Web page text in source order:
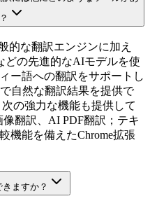
的な翻訳エンジンに加え
どの先進的なAIモデルを使
ー語への翻訳をサポートし
自然な翻訳結果を提供で
の強力な機能も提供して
翻訳、AI PDF翻訳；テキ
機能を備えたChrome拡張
ますか？